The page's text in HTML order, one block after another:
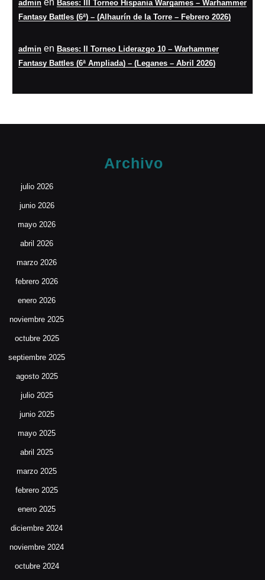
admin en Bases: III Torneo Hispania Wargames – Warhammer
Fantasy Battles (6ª) – (Alhaurín de la Torre – Febrero 2026)
admin en Bases: II Torneo Liderazgo 10 – Warhammer
Fantasy Battles (6ª Ampliada) – (Leganes – Abril 2026)
Archivo
julio 2026
junio 2026
mayo 2026
abril 2026
marzo 2026
febrero 2026
enero 2026
noviembre 2025
octubre 2025
septiembre 2025
agosto 2025
julio 2025
junio 2025
mayo 2025
abril 2025
marzo 2025
febrero 2025
enero 2025
diciembre 2024
noviembre 2024
octubre 2024